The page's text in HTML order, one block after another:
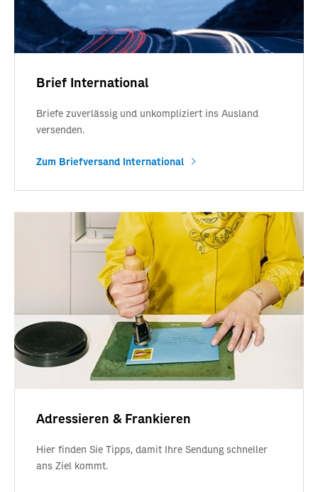
Brief International
Briefe zuverlässig und unkompliziert ins Ausland
versenden.
Zum Briefversand International
Adressieren & Frankieren
Hier finden Sie Tipps, damit Ihre Sendung schneller
ans Ziel kommt.